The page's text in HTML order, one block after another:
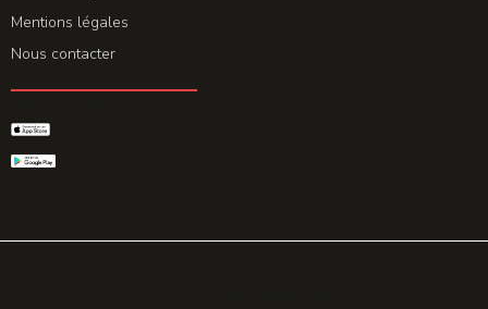
Mentions légales
Nous contacter